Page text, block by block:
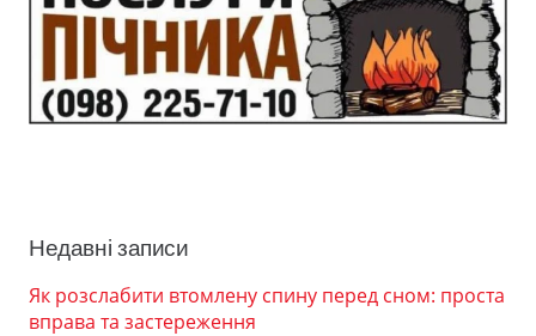
Недавні записи
Як розслабити втомлену спину перед сном: проста
вправа та застереження